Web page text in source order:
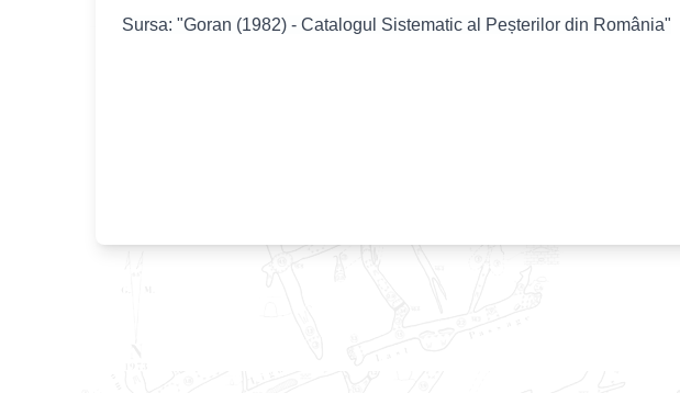
Sursa: "Goran (1982) - Catalogul Sistematic al Peșterilor din România"